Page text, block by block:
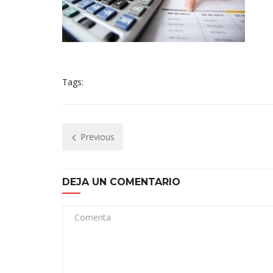
Tags:
Previous
DEJA UN COMENTARIO
Comenta